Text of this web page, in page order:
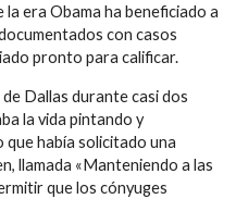
era Obama ha beneficiado a
con casos
pronto para calificar.
Dallas durante casi dos
la vida pintando y
había solicitado una
llamada «Manteniendo a las
que los cónyuges